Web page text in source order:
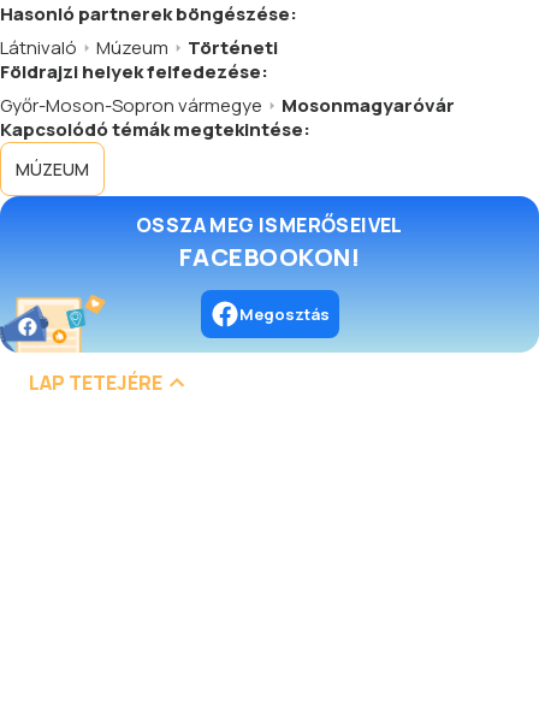
Hasonló partnerekböngészése:
Látnivaló
Múzeum
Történeti
Földrajzi helyek felfedezése:
Győr-Moson-Sopron vármegye
Mosonmagyaróvár
Kapcsolódó témák megtekintése:
MÚZEUM
OSSZA MEG ISMERŐSEIVEL
FACEBOOKON!
Megosztás
LAP TETEJÉRE